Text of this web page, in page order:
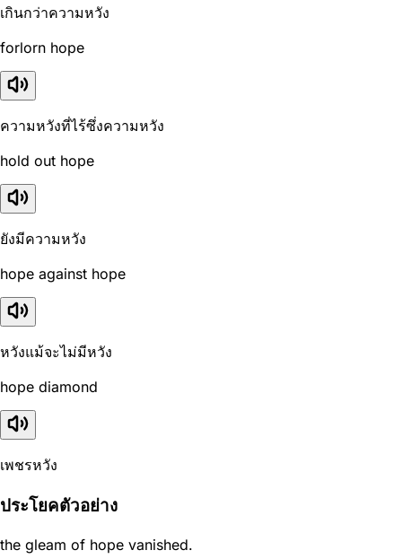
เกินกว่าความหวัง
forlorn hope
ความหวังที่ไร้ซึ่งความหวัง
hold out hope
ยังมีความหวัง
hope against hope
หวังแม้จะไม่มีหวัง
hope diamond
เพชรหวัง
ประโยคตัวอย่าง
the gleam of hope vanished.